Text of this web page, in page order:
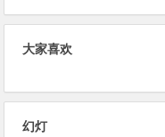
大家喜欢
幻灯